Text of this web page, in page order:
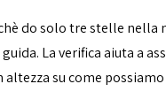
do solo tre stelle nella
La verifica aiuta a
su come